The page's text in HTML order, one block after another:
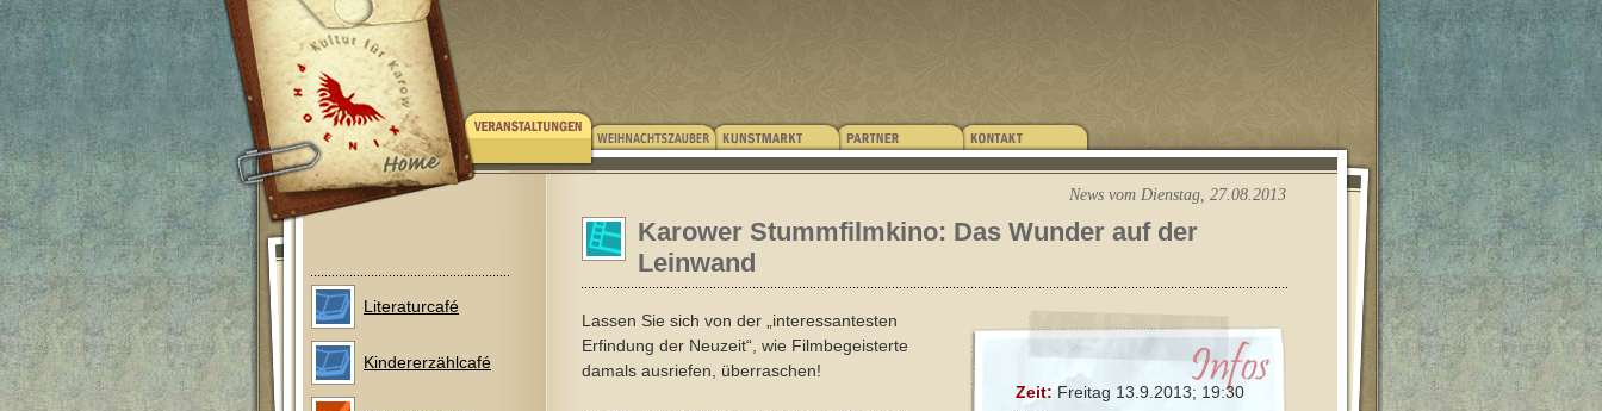
Literaturcafé
Kindererzählcafé
News vom Dienstag, 27.08.2013
Karower Stummfilmkino: Das Wunder auf der
Leinwand
Lassen Sie sich von der „interessantesten
Erfindung der Neuzeit“, wie Filmbegeisterte
damals ausriefen, überraschen!
Zeit:Freitag 13.9.2013; 19:30